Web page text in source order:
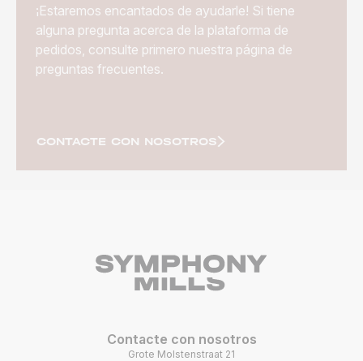
¡Estaremos encantados de ayudarle! Si tiene
alguna pregunta acerca de la plataforma de
pedidos, consulte primero nuestra página de
preguntas frecuentes.
CONTACTE CON NOSOTROS
Contacte con nosotros
Grote Molstenstraat 21